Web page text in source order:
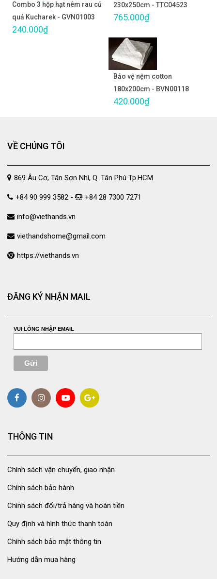
Combo 3 hộp hạt nêm rau củ
quả Kucharek - GVN01003
240.000₫
230x250cm - TTC04523
765.000₫
Bảo vệ nệm cotton
180x200cm - BVN00118
420.000₫
VỀ CHÚNG TÔI
869 Âu Cơ, Tân Sơn Nhì, Q. Tân Phú Tp.HCM
+84 90 999 3582 - +84 28 7300 7271
info@viethands.vn
viethandshome@gmail.com
https://viethands.vn
ĐĂNG KÝ NHẬN MAIL
VUI LÒNG NHẬP EMAIL
THÔNG TIN
Chính sách vận chuyển, giao nhận
Chính sách bảo hành
Chính sách đổi/trả hàng và hoàn tiền
Quy định và hình thức thanh toán
Chính sách bảo mật thông tin
Hướng dẫn mua hàng